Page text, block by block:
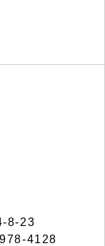
8-23
4128